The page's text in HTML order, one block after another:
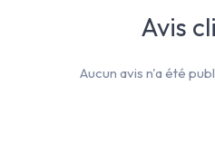
Avis
Aucun avis n'a été